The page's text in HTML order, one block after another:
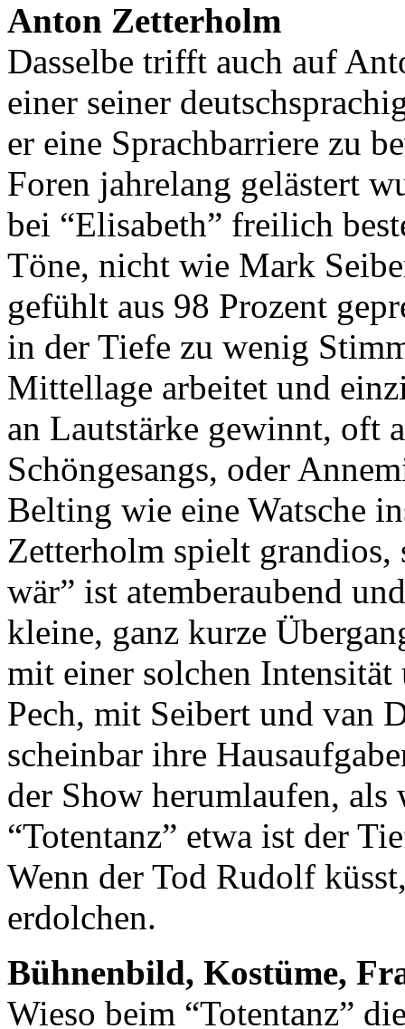
Anton Zetterholm
Dasselbe trifft auch auf
einer seiner
er eine Sprachbarriere zu
Foren jahrelang gelästert
bei “Elisabeth” freilich
Töne, nicht wie Mark
gefühlt aus 98 Prozent
in der Tiefe zu wenig
Mittellage arbeitet und
an Lautstärke gewinnt, oft
Schöngesangs, oder
Belting wie eine Watsche
Zetterholm spielt grandios,
wär” ist atemberaubend
kleine, ganz kurze
mit einer solchen Intensität
Pech, mit Seibert und van
scheinbar ihre
der Show herumlaufen, als
“Totentanz” etwa ist der
Wenn der Tod Rudolf
erdolchen.
Bühnenbild, Kostüme,
Wieso beim “Totentanz”